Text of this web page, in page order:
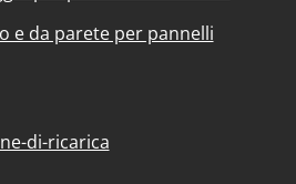
e da parete per pannelli
di-ricarica